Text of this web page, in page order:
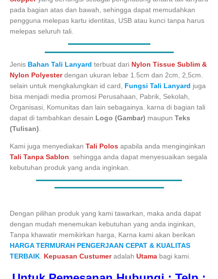
pada bagian atas dan bawah, sehingga dapat memudahkan
pengguna melepas kartu identitas, USB atau kunci tanpa harus
melepas seluruh tali.
Jenis Bahan Tali Lanyard terbuat dari Nylon Tissue Sublim &
Nylon Polyesterdengan ukuran lebar 1.5cm dan 2cm, 2,5cm.
selain untuk mengkalungkan id card, Fungsi Tali Lanyard juga
bisa menjadi media promosi Perusahaan, Pabrik, Sekolah,
Organisasi, Komunitas dan lain sebagainya. karna di bagian tali
dapat di tambahkan desain Logo (Gambar) maupun Teks
(Tulisan).
Kami juga menyediakan Tali Polos apabila anda menginginkan
Tali Tanpa Sablon . sehingga anda dapat menyesuaikan segala
kebutuhan produk yang anda inginkan.
Dengan pilihan produk yang kami tawarkan, maka anda dapat
dengan mudah menemukan kebutuhan yang anda inginkan,
Tanpa khawatir memikirkan harga, Karna kami akan berikan
HARGA TERMURAH PENGERJAAN CEPAT & KUALITAS
TERBAIK Kepuasan Custumeradalah Utama bagi kami.